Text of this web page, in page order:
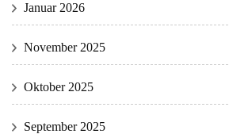
Januar 2026
November 2025
Oktober 2025
September 2025